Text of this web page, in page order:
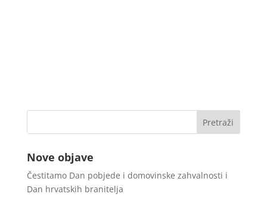
Nove objave
Čestitamo Dan pobjede i domovinske zahvalnosti i
Dan hrvatskih branitelja